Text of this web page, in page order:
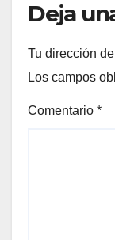
Deja
Tu dirección
Los campos
Comentario *